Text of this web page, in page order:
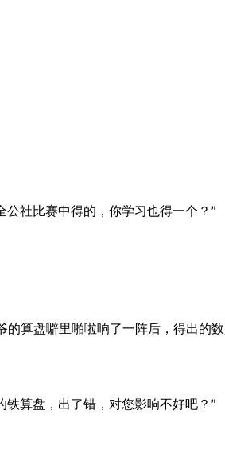
公社比赛中得的，你学习也得一个？ ”
的算盘噼里啪啦响了一阵后，得出的
铁算盘，出了错，对您影响不好吧？ ”